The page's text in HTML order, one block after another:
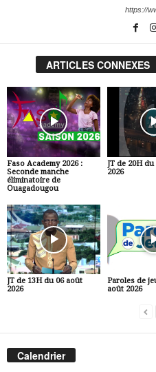
https://
ARTICLES CONNEXES
Faso Academy 2026 :
Seconde manche
éliminatoire de
Ouagadougou
JT de 20H
2026
JT de 13H du 06 août
2026
Paroles de
août 2026
Calendrier